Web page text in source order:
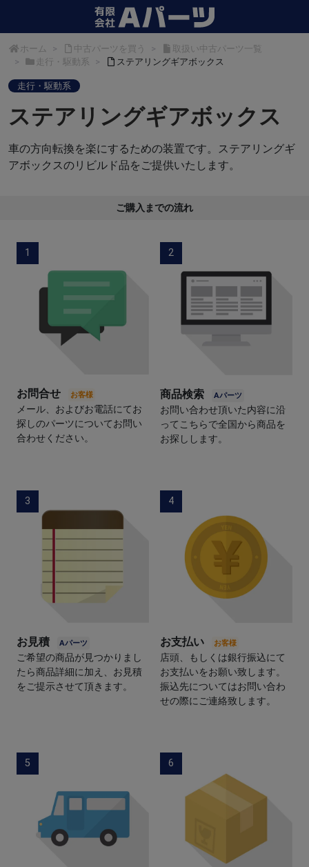
ホーム 中古パーツを買う
取扱い中古パーツ一覧
走行・駆動系
ステアリングギアボックス
走行・駆動系
ステアリングギアボックス
車の方向転換を楽にするための装置です。ステアリングギ
アボックスのリビルド品をご提供いたします。
ご購入までの流れ
1
お問合せ
メール、およびお電話にてお
探しのパーツについてお問い
合わせください。
2
商品検索
お問い合わせ頂いた内容に沿
ってこちらで全国から商品を
お探しします。
3
お見積
ご希望の商品が見つかりまし
たら商品詳細に加え、お見積
をご提示させて頂きます。
4
お支払い
店頭、もしくは銀行振込にて
お支払いをお願い致します。
振込先についてはお問い合わ
せの際にご連絡致します。
5 6